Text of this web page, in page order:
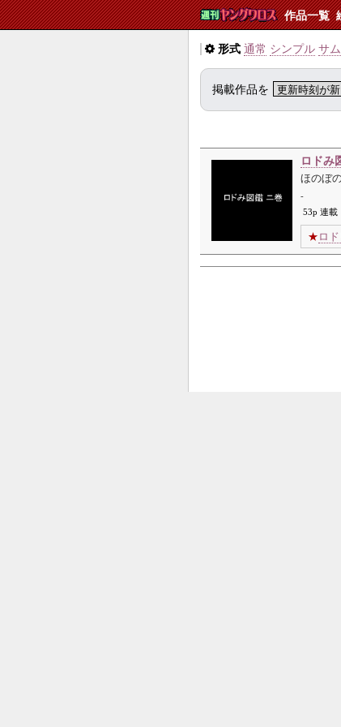
作品一覧
形式 通常 シンプル サ
掲載作品を
ロド
ほのぼ
-
53p 連載
★ ロ